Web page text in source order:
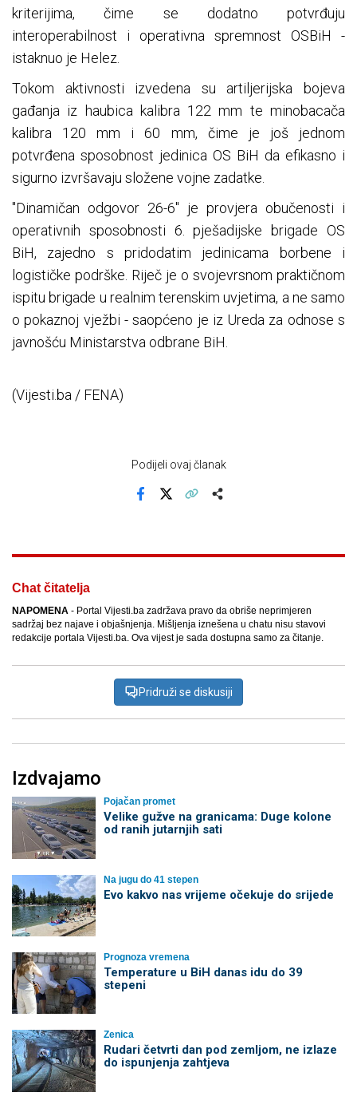
kriterijima, čime se dodatno potvrđuju
interoperabilnost i operativna spremnost OSBiH -
istaknuo je Helez.
Tokom aktivnosti izvedena su artiljerijska bojeva
gađanja iz haubica kalibra 122 mm te minobacača
kalibra 120 mm i 60 mm, čime je još jednom
potvrđena sposobnost jedinica OS BiH da efikasno i
sigurno izvršavaju složene vojne zadatke.
"Dinamičan odgovor 26-6" je provjera obučenosti i
operativnih sposobnosti 6. pješadijske brigade OS
BiH, zajedno s pridodatim jedinicama borbene i
logističke podrške. Riječ je o svojevrsnom praktičnom
ispitu brigade u realnim terenskim uvjetima, a ne samo
o pokaznoj vježbi - saopćeno je iz Ureda za odnose s
javnošću Ministarstva odbrane BiH.
(Vijesti.ba / FENA)
Podijeli ovaj članak
Chat čitatelja
NAPOMENA - Portal Vijesti.ba zadržava pravo da obriše neprimjeren
sadržaj bez najave i objašnjenja. Mišljenja iznešena u chatu nisu stavovi
redakcije portala Vijesti.ba. Ova vijest je sada dostupna samo za čitanje.
Pridruži se diskusiji
Izdvajamo
Pojačan promet
Velike gužve na granicama: Duge kolone
od ranih jutarnjih sati
Na jugu do 41 stepen
Evo kakvo nas vrijeme očekuje do srijede
Prognoza vremena
Temperature u BiH danas idu do 39
stepeni
Zenica
Rudari četvrti dan pod zemljom, ne izlaze
do ispunjenja zahtjeva